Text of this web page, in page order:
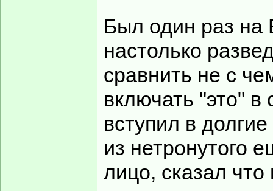
Был один раз на
настолько
сравнить не с
включать "это"
вступил в
из нетронутого
лицо, сказал